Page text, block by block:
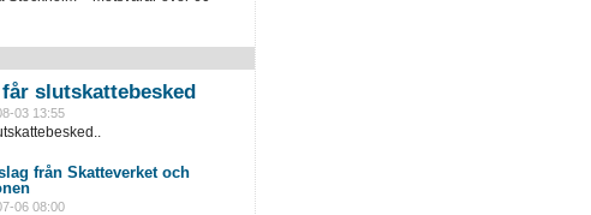
slutskattebesked
03 13:55
från Skatteverket och
06 08:00